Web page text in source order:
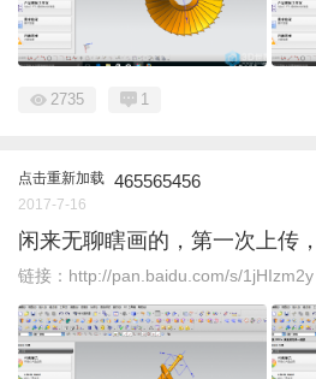
2735 1
点击重新加载 465565456
2017-7-16
闲来无聊瞎画的，第一次上传
链接：http://pan.baidu.com/s/